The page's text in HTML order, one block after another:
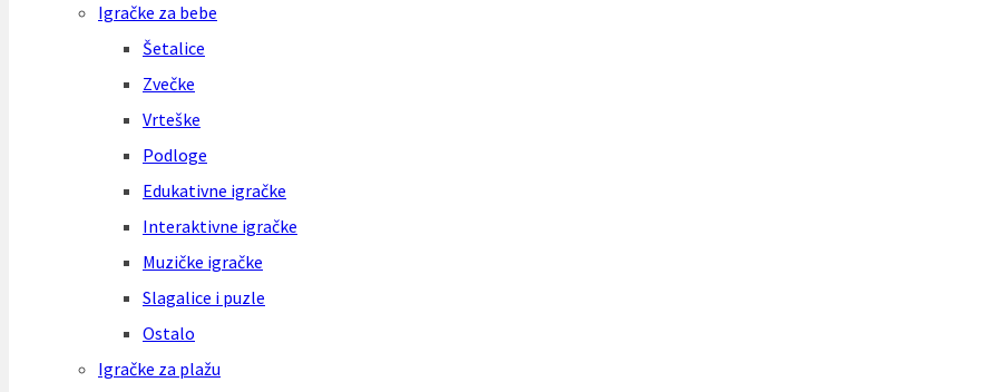
Igračke za bebe
Šetalice
Zvečke
Vrteške
Podloge
Edukativne igračke
Interaktivne igračke
Muzičke igračke
Slagalice i puzle
Ostalo
Igračke za plažu